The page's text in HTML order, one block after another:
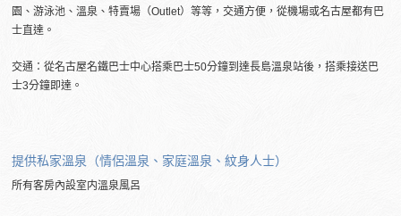
園、游泳池、溫泉、特賣場（Outlet）等等，交通方便，從機場或名古屋都有巴
士直達。
交通：從名古屋名鐵巴士中心搭乘巴士50分鐘到達長島溫泉站後，搭乘接送巴
士3分鐘即達。
提供私家溫泉（情侶溫泉、家庭溫泉、紋身人士）
所有客房內設室内溫泉風呂